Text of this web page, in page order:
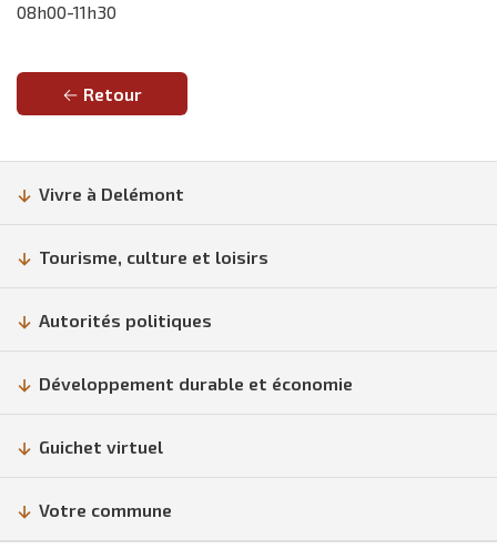
08h00-11h30
Retour
Vivre à Delémont
Tourisme, culture et loisirs
Autorités politiques
Développement durable et économie
Guichet virtuel
Votre commune